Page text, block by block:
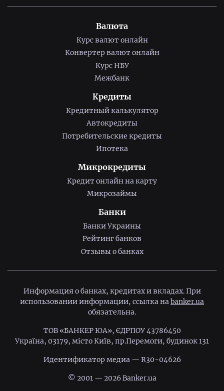
Валюта
Курс валют онлайн
Конвертер валют онлайн
Курс НБУ
Межбанк
Кредиты
Кредитный калькулятор
Автокредиты
Потребительские кредиты
Ипотека
Микрокредиты
Кредит онлайн на карту
Микрозаймы
Банки
Банки Украины
Рейтинг банков
Отзывы о банках
Информация о банках, кредитах и вкладах. При
использовании информации, ссылка на banker.ua
обязательна.
ТОВ «БАНКЕР ЮА», ЄДРПОУ 43786450
Україна, 03179, місто Київ, пр.Перемоги, будинок 131
Идентификатор медиа — R30-04626
© 2001 — 2026 Banker.ua